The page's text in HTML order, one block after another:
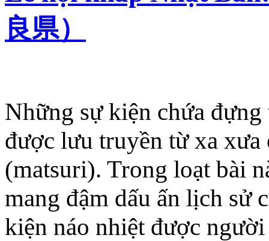
良県）
Những sự kiện chứa
được lưu truyền từ xa
(matsuri). Trong loạt bài
mang đậm dấu ấn lịch sử
kiện náo nhiệt được